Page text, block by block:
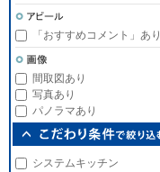
「おすすめコメント」あり
間取図あり
写真あり
パノラマあり
システムキッチン